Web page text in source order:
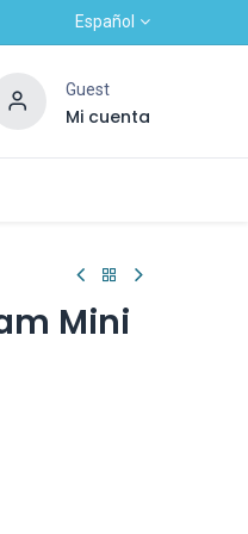
Español
Guest
Mi cuenta
Mini